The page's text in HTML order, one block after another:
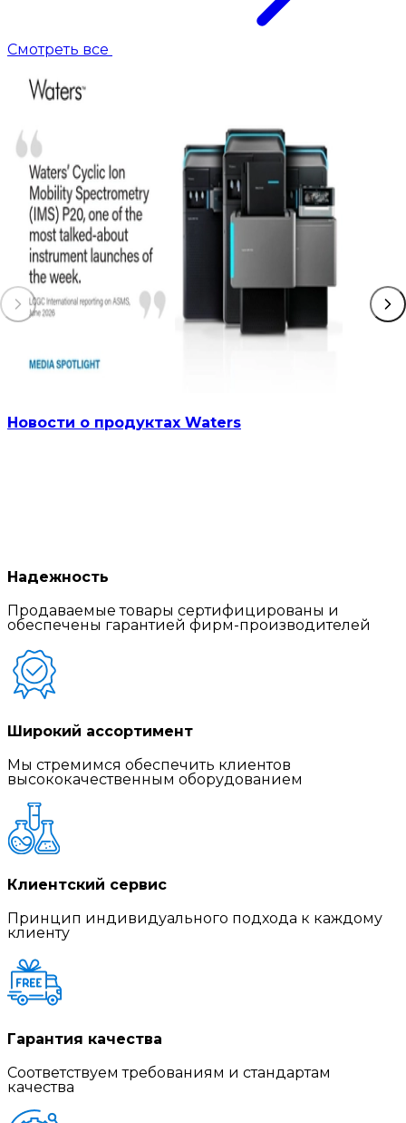
Смотреть все
Новости о продуктах Waters
Надежность
Продаваемые товары сертифицированы и
обеспечены гарантией фирм-производителей
Широкий ассортимент
Мы стремимся обеспечить клиентов
высококачественным оборудованием
Клиентский сервис
Принцип индивидуального подхода к каждому
клиенту
Гарантия качества
Соответствуем требованиям и стандартам
качества